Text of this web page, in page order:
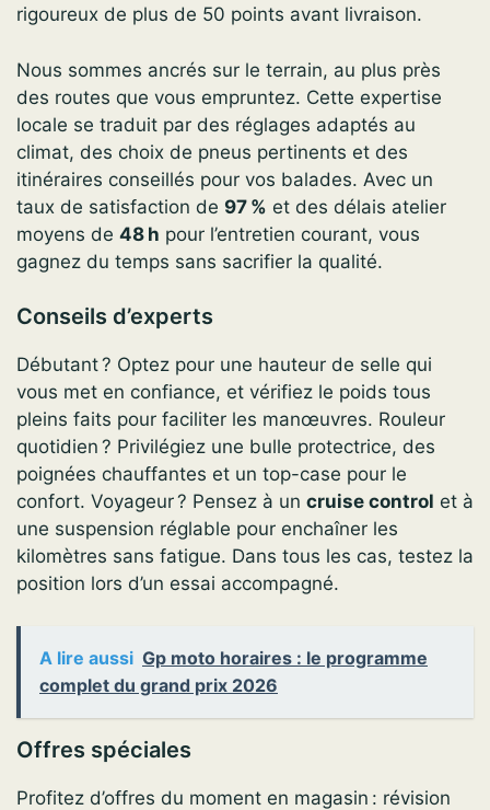
rigoureux de plus de 50 points avant livraison.
Nous sommes ancrés sur le terrain, au plus près
des routes que vous empruntez. Cette expertise
locale se traduit par des réglages adaptés au
climat, des choix de pneus pertinents et des
itinéraires conseillés pour vos balades. Avec un
taux de satisfaction de 97 % et des délais atelier
moyens de 48 h pour l’entretien courant, vous
gagnez du temps sans sacrifier la qualité.
Conseils d’experts
Débutant ? Optez pour une hauteur de selle qui
vous met en confiance, et vérifiez le poids tous
pleins faits pour faciliter les manœuvres. Rouleur
quotidien ? Privilégiez une bulle protectrice, des
poignées chauffantes et un top-case pour le
confort. Voyageur ? Pensez à un cruise control et à
une suspension réglable pour enchaîner les
kilomètres sans fatigue. Dans tous les cas, testez la
position lors d’un essai accompagné.
A lire aussi Gp moto horaires : le programme
complet du grand prix 2026
Offres spéciales
Profitez d’offres du moment en magasin : révision